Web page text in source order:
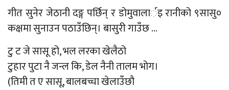
गीत सुनेर जेठानी दङ्ग पर्छिन् र डोमुवालार्इ रानीको ९सासु०
कक्षमा सुनाउन पठाउँछिन्। बासुरी गाउँछ …
टु ट जे सासू हो, भल लरका खेलैठो
टुहार पुटा नै जन्ल कि, डेल नैनी तालम भोग।
(तिमी त ए सासू, बालबच्चा खेलाउँछौ